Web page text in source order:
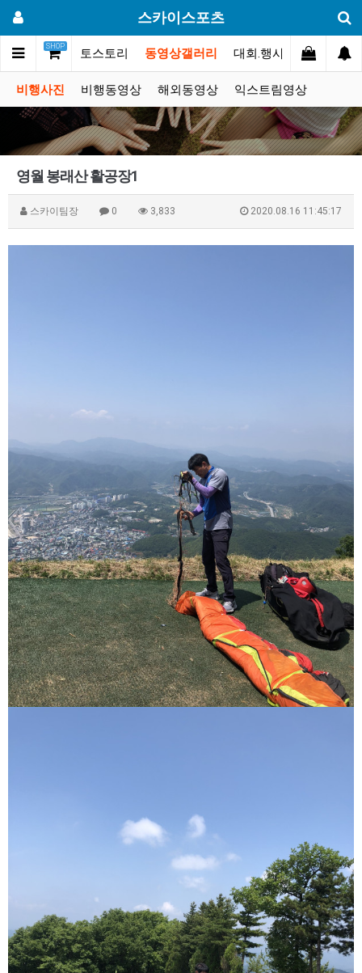
스카이스포츠
SHOP
커뮤니티 포토스토리 동영상갤러리 대회.행사 쇼핑몰
비행사진 비행동영상 해외동영상 익스트림영상
영월 봉래산 활공장1
스카이팀장 0 3,833 2020.08.16 11:45:17